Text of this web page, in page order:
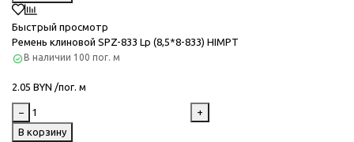
Быстрый просмотр
Ремень клиновой SPZ-833 Lp (8,5*8-833) HIMPT
В наличии 100 пог. м
2.05 BYN /пог. м
−
+
В корзину